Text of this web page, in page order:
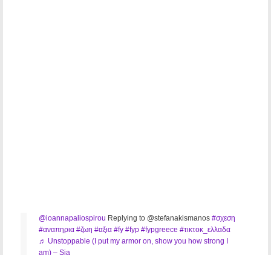
@ioannapaliospirou Replying to @stefanakismanos #σχεση
#αναπηρια #ζωη #αξια #fy #fyp #fypgreece #τικτοκ_ελλαδα
♬ Unstoppable (I put my armor on, show you how strong I
am) – Sia